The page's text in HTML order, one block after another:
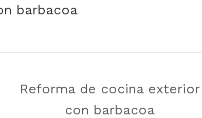
barbacoa
Reforma de cocina exterior
con barbacoa